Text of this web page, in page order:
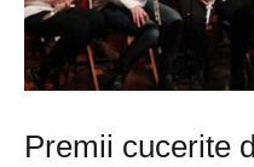
Premii cucerite